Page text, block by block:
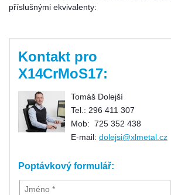
příslušnými ekvivalenty:
Kontakt pro
X14CrMoS17:
Tomáš Dolejší
Tel.: 296 411 307
Mob: 725 352 438
E-mail: dolejsi@xlmetal.cz
Poptávkový formulář: